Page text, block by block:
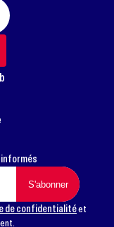
de confidentialitéet